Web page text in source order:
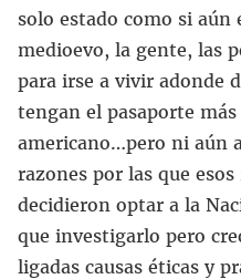
solo estado como si aún
medioevo, la gente, las
para irse a vivir adonde
tengan el pasaporte
americano…pero ni aún
razones por las que
decidieron optar a la
que investigarlo pero
ligadas causas éticas y